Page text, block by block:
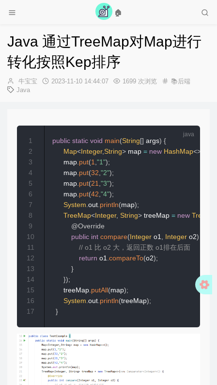
🏠
Java 通过TreeMap对Map进行
转化按照Kep排序
作
者：
牛宝宝
发
2023-11-10 14:44:07 1699 次浏览
📚后端
Java
public static void main(String[] args) {
Map<Integer, String> map = new HashMap<>
        map
put(1 "1");
        map
put(32 "2");
        map
put(21 "3");
        map
put(42 "4");
System out println(map);
TreeMap<Integer, String> treeMap = new
@Override
public int compare(Integer o1 Integer o2)
// o1 比 o2 大，返回正数 o1排在后面
return o1 compareTo(o2);
}
});
        treeMap
putAll(map);
System out println(treeMap);
}
1
2
3
4
5
6
7
8
9
10
11
12
13
14
15
16
17